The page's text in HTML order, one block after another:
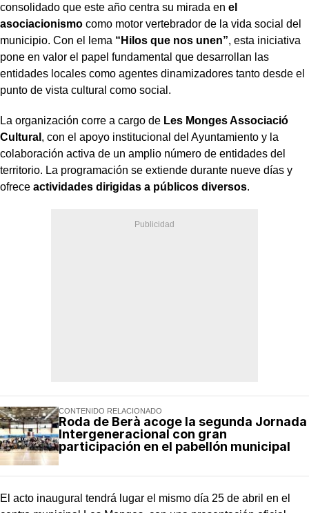
consolidado que este año centra su mirada en el
asociacionismo como motor vertebrador de la vida social del
municipio. Con el lema “Hilos que nos unen”, esta iniciativa
pone en valor el papel fundamental que desarrollan las
entidades locales como agentes dinamizadores tanto desde el
punto de vista cultural como social.
La organización corre a cargo de Les Monges Associació
Cultural , con el apoyo institucional del Ayuntamiento y la
colaboración activa de un amplio número de entidades del
territorio. La programación se extiende durante nueve días y
ofrece actividades dirigidas a públicos diversos.
CONTENIDO RELACIONADO
Roda de Berà acoge la segunda Jornada
Intergeneracional con gran
participación en el pabellón municipal
El acto inaugural tendrá lugar el mismo día 25 de abril en el